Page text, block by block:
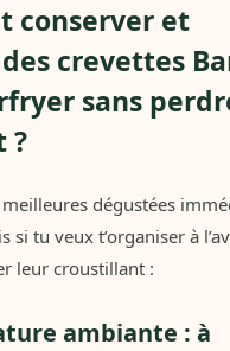
conserver et
crevettes
sans
?
meilleures dégustées
si tu veux t’organiser à
leur croustillant :
ambiante : à